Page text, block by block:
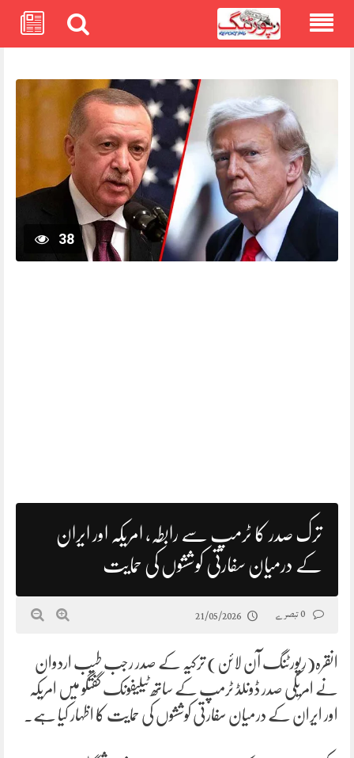
38
ترک صدر کا ٹرمپ سے رابطہ، امریکہ اور ایران
کے درمیان سفارتی کوششوں کی حمایت
21/05/2026
انقرہ(رپورٹنگ آن لائن) ترکیہ کے صدر رجب طیب اردوان
نے امریکی صدر ڈونلڈ ٹرمپ کے ساتھ ٹیلیفونک گفتگو میں امریکہ
اور ایران کے درمیان سفارتی کوششوں کی حمایت کا اظہار کیا ہے۔